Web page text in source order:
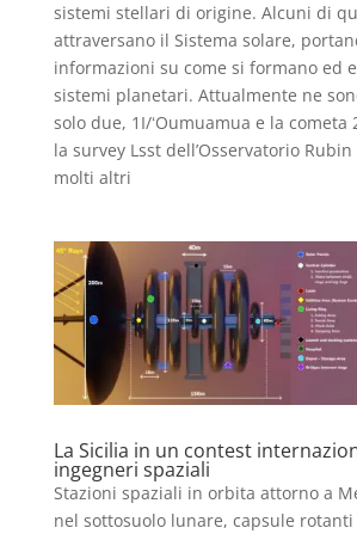
sistemi stellari di origine. Alcuni di
attraversano il Sistema solare,
informazioni su come si formano ed
sistemi planetari. Attualmente ne
solo due, 1I/ʻOumuamua e la cometa
la survey Lsst dell’Osservatorio
molti altri
La Sicilia in un contest
ingegneri spaziali
Stazioni spaziali in orbita attorno a
nel sottosuolo lunare, capsule